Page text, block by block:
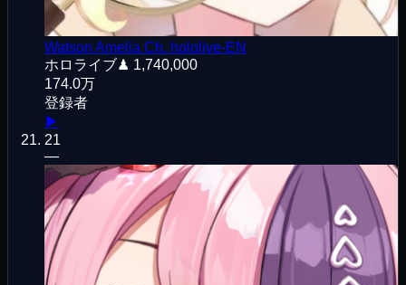
Watson Amelia Ch. hololive-EN
ホロライブ♟ 1,740,000
174.0万
登録者
▶
21
—